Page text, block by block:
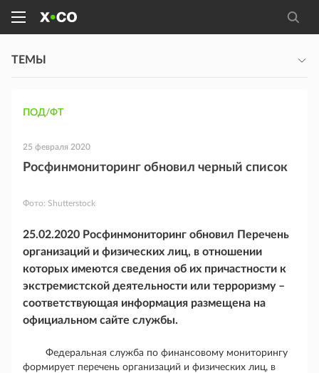
ТЕМЫ
ПОД/ФТ
25 февраля 2020
Росфинмониторинг обновил черный список
Фото: Shutterstock
25.02.2020 Росфинмониторинг обновил Перечень
организаций и физических лиц, в отношении
которых имеются сведения об их причастности к
экстремистской деятельности или терроризму –
соответствующая информация размещена на
официальном сайте службы.
Федеральная служба по финансовому мониторингу
формирует перечень организаций и физических лиц, в